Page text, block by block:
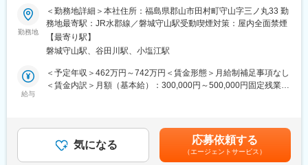
■モデル年収：
・25歳：4,807,000円
・35歳：6,526,000円
・45歳：7,664,000円
※時間外手当（20h/月）、各種手当、賞与年2回（約5ヵ月分／直
近支給額）を含んだ想定額
業として、発電関連設備の工事・運転・保守と一貫したエンジに
リングサービスを提供しています。また、2013年にはグループ会
社3社で経営統合し、各社が持ち合わせていたノウハウ・経営資源
■業務内容：当社の積算担当として下記業務をお任せいたします。
・新築及びリフォームの実行予算書の作成・発注
・購買業務（価格交渉等）
・見積書・請求書の作成
他、上記に付随して、工事請負契約書の作成、メーカー等への発
注業務、完了検査等の日程調整、瑕疵保険加入手続き…等をお任
せいたします。
※ほぼ10割が内勤業務であり、営業や施工管理業務を兼務するこ
■組織体制：現在本社では20代～50代の幅広い年代の社員が3名の
積算担当として在籍しています。
勤務地
＜勤務地詳細＞本社住所：福島県郡山市田村町守山字三ノ丸33 勤
務地最寄駅：JR水郡線／磐城守山駅受動喫煙対策：屋内全面禁煙
【最寄り駅】
磐城守山駅、谷田川駅、小塩江駅
給与
＜予定年収＞462万円～742万円＜賃金形態＞月給制補足事項なし
＜賃金内訳＞月額（基本給）：300,000円～500,000円固定残業手
給与補足＞※給与詳細は、経験・年齢等を考慮の上決定します。
（現場経験者、資格所有者優遇をいたします）■昇給：年1回（個
人業績により臨時昇給あり）■賞与：年2回（過去実績…計2ヶ月
気になる 応募依頼する
（エージェントサービス）